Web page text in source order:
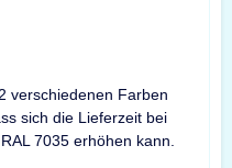
verschiedenen Farben
sich die Lieferzeit bei
7035 erhöhen kann.